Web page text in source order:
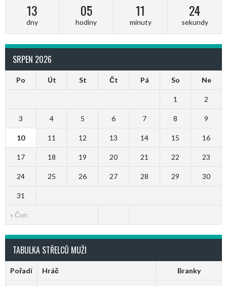
13
dny
05
hodiny
11
minuty
24
sekundy
SRPEN 2026
Po Út St Čt Pá So Ne
« Čvn
1 2
3 4 5 6 7 8 9
10 11 12 13 14 15 16
17 18 19 20 21 22 23
24 25 26 27 28 29 30
31
TABULKA STŘELCŮ MUŽI
Pořadí Hráč Branky